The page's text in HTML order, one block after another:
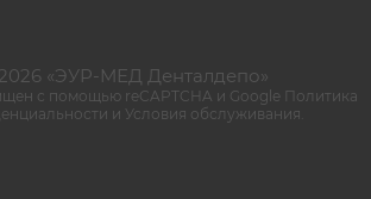
«ЭУР-МЕД Денталдепо»
с помощью reCAPTCHA и Google Политика
и Условия обслуживания